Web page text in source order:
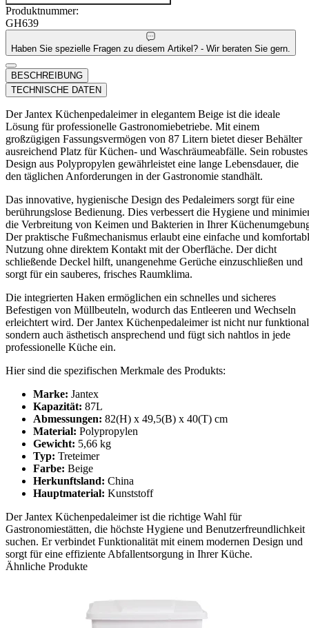
Produktnummer:
GH639
Haben Sie spezielle Fragen zu diesem Artikel? - Wir beraten Sie gern.
BESCHREIBUNG
TECHNISCHE DATEN
Der Jantex Küchenpedaleimer in elegantem Beige ist die ideale
Lösung für professionelle Gastronomiebetriebe. Mit einem
großzügigen Fassungsvermögen von 87 Litern bietet dieser Behälter
ausreichend Platz für Küchen- und Waschräumeabfälle. Sein robustes
Design aus Polypropylen gewährleistet eine lange Lebensdauer, die
den täglichen Anforderungen in der Gastronomie standhält.
Das innovative, hygienische Design des Pedaleimers sorgt für eine
berührungslose Bedienung. Dies verbessert die Hygiene und
die Verbreitung von Keimen und Bakterien in Ihrer
Der praktische Fußmechanismus erlaubt eine einfache und
Nutzung ohne direktem Kontakt mit der Oberfläche. Der dicht
schließende Deckel hilft, unangenehme Gerüche einzuschließen und
sorgt für ein sauberes, frisches Raumklima.
Die integrierten Haken ermöglichen ein schnelles und sicheres
Befestigen von Müllbeuteln, wodurch das Entleeren und Wechseln
erleichtert wird. Der Jantex Küchenpedaleimer ist nicht nur
sondern auch ästhetisch ansprechend und fügt sich nahtlos in jede
professionelle Küche ein.
Hier sind die spezifischen Merkmale des Produkts:
Marke: Jantex
Kapazität: 87L
Abmessungen: 82(H) x 49,5(B) x 40(T) cm
Material: Polypropylen
Gewicht: 5,66 kg
Typ: Treteimer
Farbe: Beige
Herkunftsland: China
Hauptmaterial: Kunststoff
Der Jantex Küchenpedaleimer ist die richtige Wahl für
Gastronomiestätten, die höchste Hygiene und Benutzerfreundlichkeit
suchen. Er verbindet Funktionalität mit einem modernen Design und
sorgt für eine effiziente Abfallentsorgung in Ihrer Küche.
Ähnliche Produkte